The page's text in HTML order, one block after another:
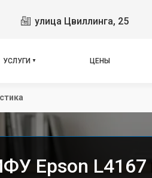
улица Цвиллинга, 25
УСЛУГИ ЦЕНЫ
Epson L4167